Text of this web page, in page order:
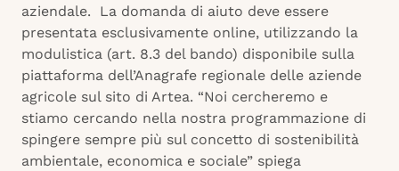
aziendale. La domanda di aiuto deve essere
presentata esclusivamente online, utilizzando la
modulistica (art. 8.3 del bando) disponibile sulla
piattaforma dell’Anagrafe regionale delle aziende
agricole sul sito di Artea. “Noi cercheremo e
stiamo cercando nella nostra programmazione di
spingere sempre più sul concetto di sostenibilità
ambientale, economica e sociale” spiega